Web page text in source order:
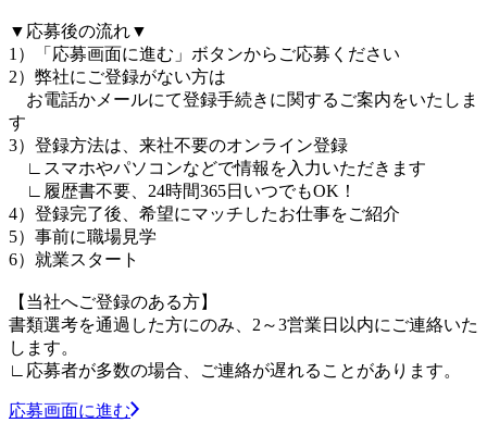
▼応募後の流れ▼
1）「応募画面に進む」ボタンからご応募ください
2）弊社にご登録がない方は
お電話かメールにて登録手続きに関するご案内をいたしま
す
3）登録方法は、来社不要のオンライン登録
∟スマホやパソコンなどで情報を入力いただきます
∟履歴書不要、24時間365日いつでもOK！
4）登録完了後、希望にマッチしたお仕事をご紹介
5）事前に職場見学
6）就業スタート
【当社へご登録のある方】
書類選考を通過した方にのみ、2～3営業日以内にご連絡いた
します。
∟応募者が多数の場合、ご連絡が遅れることがあります。
応募画面に進む